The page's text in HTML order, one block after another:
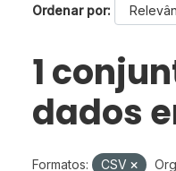
Ordenar por
1
dados
Formatos: CSV